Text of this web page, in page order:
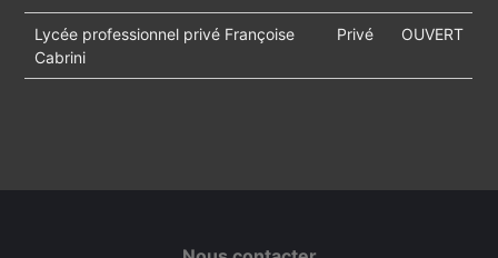
Lycée professionnel privé Françoise
Cabrini
Privé OUVERT